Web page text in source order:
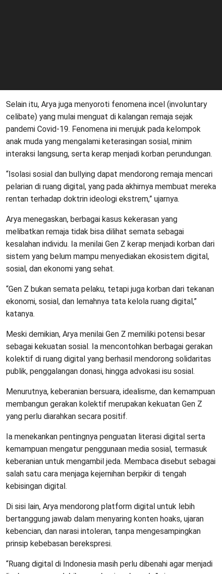
Selain itu, Arya juga menyoroti fenomena incel (involuntary
celibate) yang mulai menguat di kalangan remaja sejak
pandemi Covid-19. Fenomena ini merujuk pada kelompok
anak muda yang mengalami keterasingan sosial, minim
interaksi langsung, serta kerap menjadi korban perundungan.
“Isolasi sosial dan bullying dapat mendorong remaja mencari
pelarian di ruang digital, yang pada akhirnya membuat mereka
rentan terhadap doktrin ideologi ekstrem,” ujarnya.
Arya menegaskan, berbagai kasus kekerasan yang
melibatkan remaja tidak bisa dilihat semata sebagai
kesalahan individu. Ia menilai Gen Z kerap menjadi korban dari
sistem yang belum mampu menyediakan ekosistem digital,
sosial, dan ekonomi yang sehat.
“Gen Z bukan semata pelaku, tetapi juga korban dari tekanan
ekonomi, sosial, dan lemahnya tata kelola ruang digital,”
katanya.
Meski demikian, Arya menilai Gen Z memiliki potensi besar
sebagai kekuatan sosial. Ia mencontohkan berbagai gerakan
kolektif di ruang digital yang berhasil mendorong solidaritas
publik, penggalangan donasi, hingga advokasi isu sosial.
Menurutnya, keberanian bersuara, idealisme, dan kemampuan
membangun gerakan kolektif merupakan kekuatan Gen Z
yang perlu diarahkan secara positif.
Ia menekankan pentingnya penguatan literasi digital serta
kemampuan mengatur penggunaan media sosial, termasuk
keberanian untuk mengambil jeda. Membaca disebut sebagai
salah satu cara menjaga kejernihan berpikir di tengah
kebisingan digital.
Di sisi lain, Arya mendorong platform digital untuk lebih
bertanggung jawab dalam menyaring konten hoaks, ujaran
kebencian, dan narasi intoleran, tanpa mengesampingkan
prinsip kebebasan berekspresi.
“Ruang digital di Indonesia masih perlu dibenahi agar menjadi